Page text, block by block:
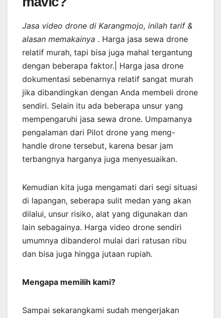
Jasa video drone di Karangmojo, inilah tarif &
alasan memakainya . Harga jasa sewa drone
relatif murah, tapi bisa juga mahal tergantung
dengan beberapa faktor.| Harga jasa drone
dokumentasi sebenarnya relatif sangat murah
jika dibandingkan dengan Anda membeli drone
sendiri. Selain itu ada beberapa unsur yang
mempengaruhi jasa sewa drone. Umpamanya
pengalaman dari Pilot drone yang meng-
handle drone tersebut, karena besar jam
terbangnya harganya juga menyesuaikan.
Kemudian kita juga mengamati dari segi situasi
di lapangan, seberapa sulit medan yang akan
dilalui, unsur risiko, alat yang digunakan dan
lain sebagainya. Harga video drone sendiri
umumnya dibanderol mulai dari ratusan ribu
dan bisa juga hingga jutaan rupiah.
Mengapa memilih kami?
Sampai sekarangkami sudah mengerjakan